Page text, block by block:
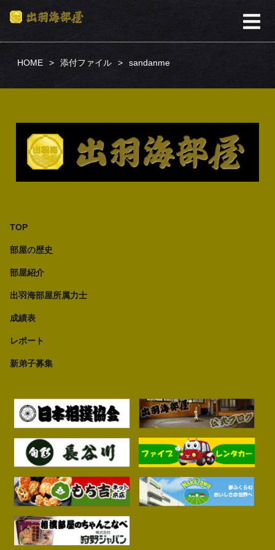
HOME 添付ファイル sandanme
TOP
部屋の歴史
部屋紹介
出羽海部屋所属力士
成績表
レポート
新弟子募集